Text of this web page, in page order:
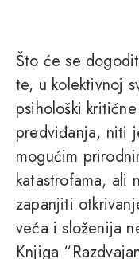
Što će se
te, u kolektivnoj
psihološki
predviđanja, niti
mogućim
katastrofama, ali
zapanjiti
veća i složenija
Knjiga